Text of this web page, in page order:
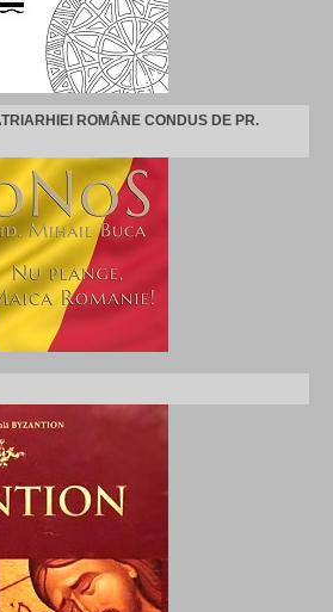
ROMÂNE CONDUS DE PR.